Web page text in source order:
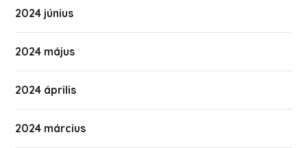
2024 június
2024 május
2024 április
2024 március